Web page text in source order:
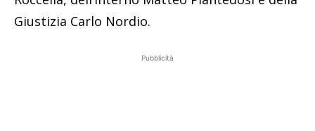
Giustizia Carlo Nordio.
Pubblicità